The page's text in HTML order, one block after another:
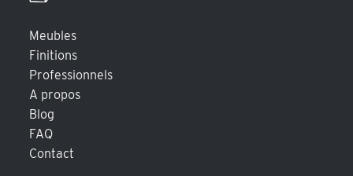
Meubles
Finitions
Professionnels
A propos
Blog
FAQ
Contact